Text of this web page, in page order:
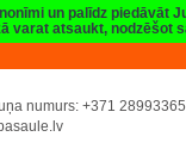
un palīdz piedāvāt
varat atsaukt, nodzēšot
numurs: +371 28993365